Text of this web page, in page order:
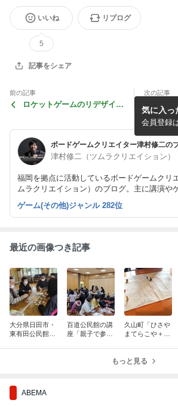
いいね
5
リブログ
記事をシェア
前の記事
ロケットゲームのリデザイン
次の記事
「福岡県
状況④コ
ボードゲームクリエイター津村修二の
津村修二（ツムラクリエイション）
福岡を拠点に活動しているボードゲームクリ
ムラクリエイション）のブログ。主に講演や
くらの大冒険」（つみきや）をゲームデザイン
気に入っ
会員登録
ゲーム(その他)ジャンル 282位
最近の画像つき記事
大分県日田市・
東有田公民館に
百道公民館の講
座「親子で参加
久山町「ひさや
まてらこや＋20
（2026.1.11）
もっと見る
ABEMA